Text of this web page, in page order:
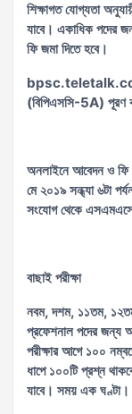
শিক্ষাগত যোগ্যতা
যাবে। একাধিক পদের
ফি জমা দিতে হবে।
(বিপিএসসি-5A) পূরণ
অনলাইনে আবেদন ও ফি
মে ২০১৯ সন্ধ্যা ৬টা
সংযোগ থেকে
বাছাই পরীক্ষা
নবম, দশম, ১১তম,
প্রফেশনাল পদের জন্য
পরীক্ষার আগে ১০০
ধাপে ১০০টি প্রশ্ন
যাবে। সময় এক ঘণ্টা।